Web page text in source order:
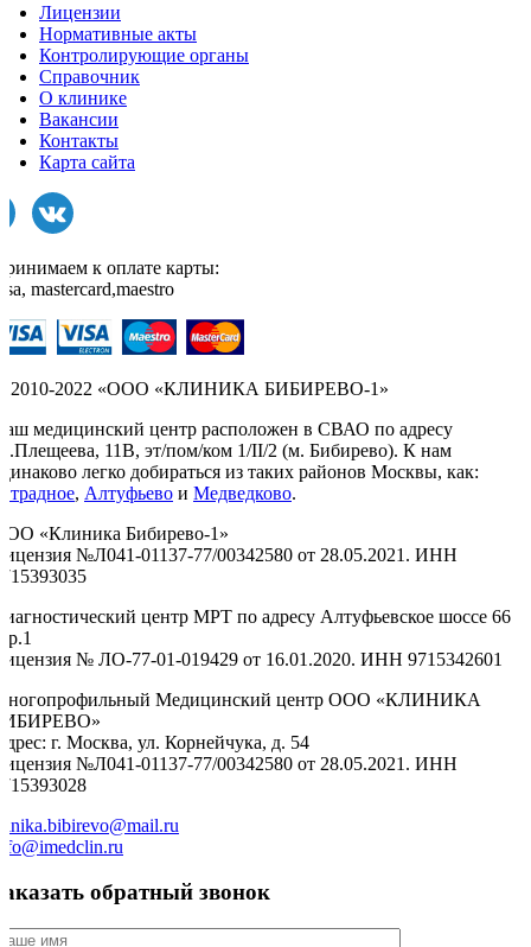
Лицензии
Нормативные акты
Контролирующие органы
Справочник
О клинике
Вакансии
Контакты
Карта сайта
к оплате карты:
mastercard,maestro
2010-2022 «ООО «КЛИНИКА БИБИРЕВО-1»
медицинский центр расположен в СВАО по адресу
11В, эт/пом/ком 1/II/2 (м. Бибирево). К нам
легко добираться из таких районов Москвы, как:
, Алтуфьево и Медведково.
«Клиника Бибирево-1»
№Л041-01137-77/00342580 от 28.05.2021. ИНН
центр МРТ по адресу Алтуфьевское шоссе 66
№ ЛО-77-01-019429 от 16.01.2020. ИНН 9715342601
Медицинский центр ООО «КЛИНИКА
г. Москва, ул. Корнейчука, д. 54
№Л041-01137-77/00342580 от 28.05.2021. ИНН
обратный звонок